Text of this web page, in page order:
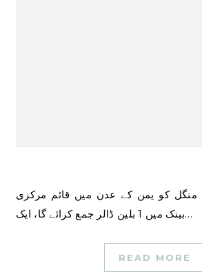
بینک میں 1 بلین ڈالر جمع کرائے گا، ایک…
READ MORE